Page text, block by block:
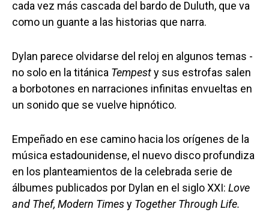
cada vez más cascada del bardo de Duluth, que va
como un guante a las historias que narra.
Dylan parece olvidarse del reloj en algunos temas -
no solo en la titánica Tempesty sus estrofas salen
a borbotones en narraciones infinitas envueltas en
un sonido que se vuelve hipnótico.
Empeñado en ese camino hacia los orígenes de la
música estadounidense, el nuevo disco profundiza
en los planteamientos de la celebrada serie de
álbumes publicados por Dylan en el siglo XXI: Love
and Thef, Modern Timesy Together Through Life.